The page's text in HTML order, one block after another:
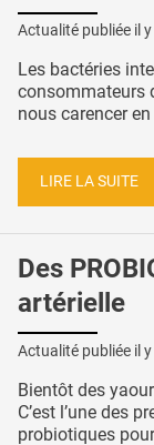
Actualité publiée il y
Les bactéries
consommateurs
nous carencer
LIRE LA SUITE
Des
artérielle
Actualité publiée il y
Bientôt des
C’est l’une des
probiotiques